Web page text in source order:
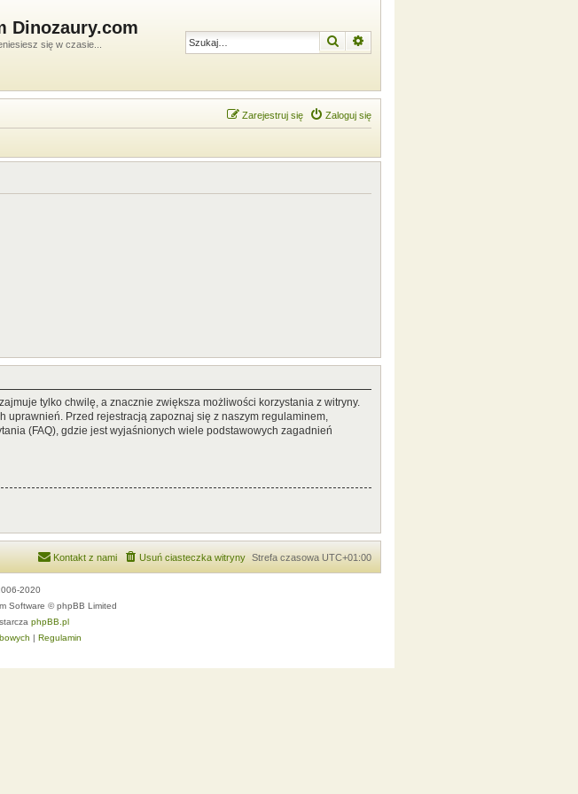
Dinozaury.com
się w czasie... Szukaj
Zaloguj się
Zarejestruj się
tylko chwilę, a znacznie zwiększa możliwości korzystania z witryny.
Przed rejestracją zapoznaj się z naszym regulaminem,
(FAQ), gdzie jest wyjaśnionych wiele podstawowych zagadnień
Strefa czasowa UTC+01:00
Usuń ciasteczka witryny
Kontakt z nami
2020
Software © phpBB Limited
phpBB.pl
| Regulamin